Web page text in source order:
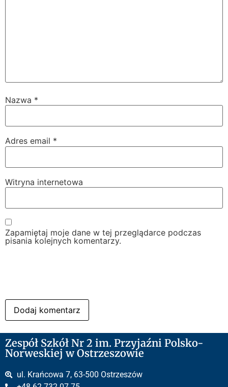
Nazwa *
Adres email *
Witryna internetowa
Zapamiętaj moje dane w tej przeglądarce podczas
pisania kolejnych komentarzy.
Zespół Szkół Nr 2 im. Przyjaźni Polsko-
Norweskiej w Ostrzeszowie
ul. Krańcowa 7, 63-500 Ostrzeszów